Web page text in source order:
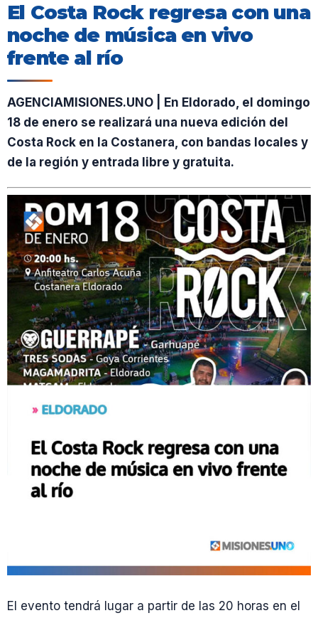
El Costa Rock regresa con una
noche de música en vivo
frente al río
AGENCIAMISIONES.UNO | En Eldorado, el domingo
18 de enero se realizará una nueva edición del
Costa Rock en la Costanera, con bandas locales y
de la región y entrada libre y gratuita.
El evento tendrá lugar a partir de las 20 horas en el